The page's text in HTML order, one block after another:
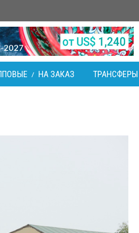
/ НА ЗАКАЗ ТРАНСФЕРЫ